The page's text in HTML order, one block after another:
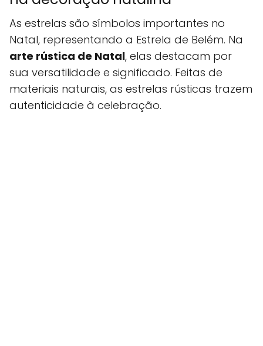
As estrelas são símbolos importantes no
Natal, representando a Estrela de Belém. Na
arte rústica de Natal, elas destacam por
sua versatilidade e significado. Feitas de
materiais naturais, as estrelas rústicas trazem
autenticidade à celebração.